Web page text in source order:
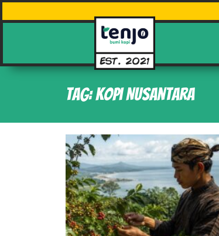
Tag: Kopi Nusantara